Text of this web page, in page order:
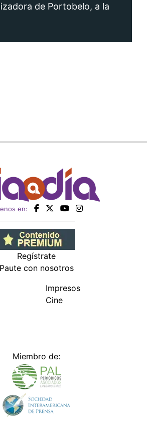
de Portobelo, a la
en:
Regístrate
Paute con nosotros
Impresos
Cine
Miembro de: